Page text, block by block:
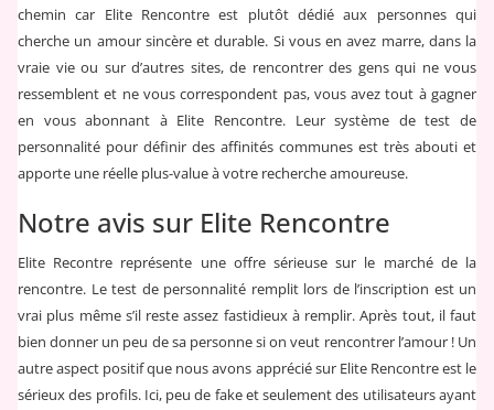
chemin car Elite Rencontre est plutôt dédié aux personnes qui
cherche un amour sincère et durable. Si vous en avez marre, dans la
vraie vie ou sur d’autres sites, de rencontrer des gens qui ne vous
ressemblent et ne vous correspondent pas, vous avez tout à gagner
en vous abonnant à Elite Rencontre. Leur système de test de
personnalité pour définir des affinités communes est très abouti et
apporte une réelle plus-value à votre recherche amoureuse.
Notre avis sur Elite Rencontre
Elite Recontre représente une offre sérieuse sur le marché de la
rencontre. Le test de personnalité remplit lors de l’inscription est un
vrai plus même s’il reste assez fastidieux à remplir. Après tout, il faut
bien donner un peu de sa personne si on veut rencontrer l’amour ! Un
autre aspect positif que nous avons apprécié sur Elite Rencontre est le
sérieux des profils. Ici, peu de fake et seulement des utilisateurs ayant